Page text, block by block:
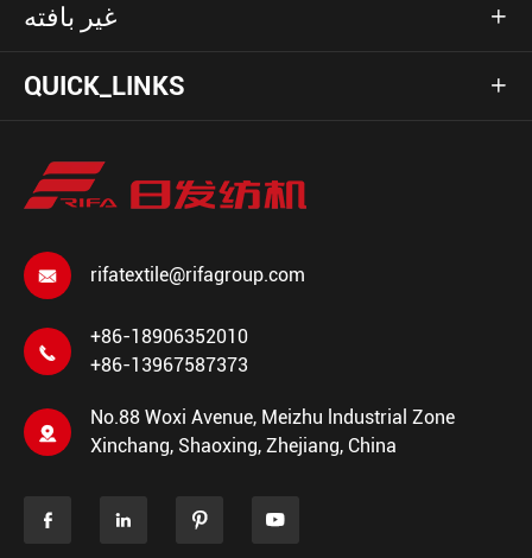
غیر بافته 
QUICK_LINKS 
 rifatextile@rifagroup.com

+86-18906352010
+86-13967587373

No.88 Woxi Avenue, Meizhu lndustrial Zone
Xinchang, Shaoxing, Zhejiang, China
   